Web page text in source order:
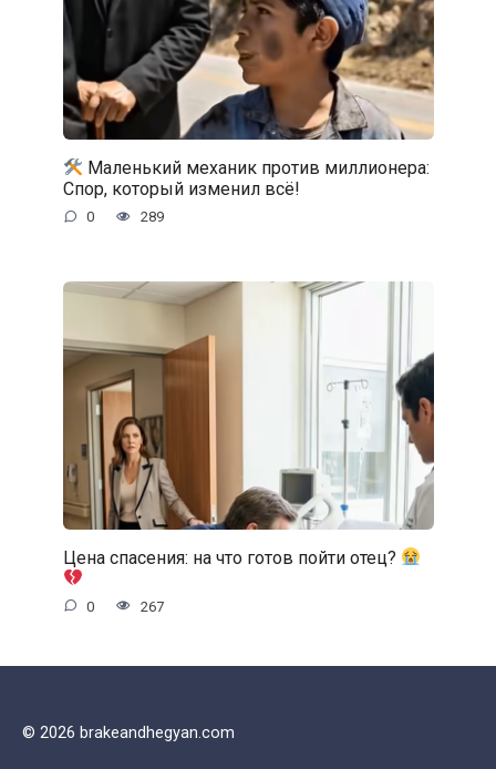
Маленький механик против миллионера:
Спор, который изменил всё!
0 289
Цена спасения: на что готов пойти отец?
0 267
© 2026 brakeandhegyan.com